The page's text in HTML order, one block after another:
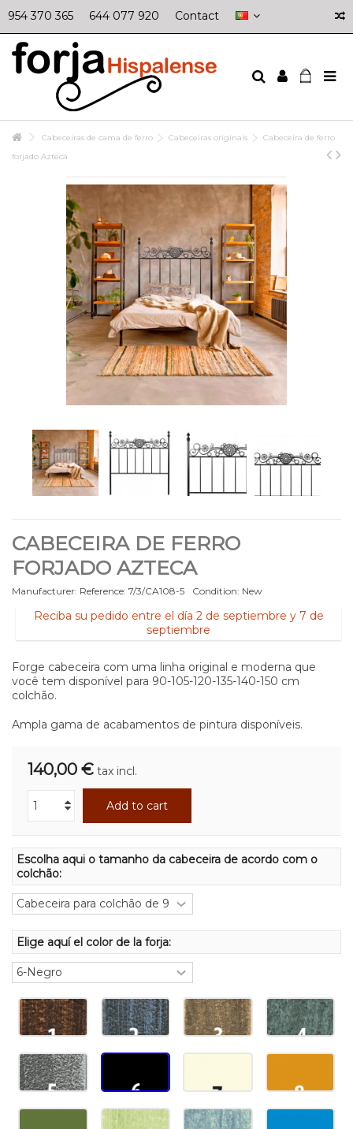
954 370 365 644 077 920 Contact
Cabeceiras de cama de ferro Cabeceiras originais
Cabeceira de ferro
forjado Azteca
CABECEIRA DE FERRO
FORJADO AZTECA
Manufacturer: Reference: 7/3/CA108-5 Condition: New
Reciba su pedido entre el día 2 de septiembre y 7 de
septiembre
Forge cabeceira com uma linha original e moderna que
você tem disponível para 90-105-120-135-140-150 cm
colchão.
Ampla gama de acabamentos de pintura disponíveis.
140,00 € tax incl.
Add to cart
Escolha aqui o tamanho da cabeceira de acordo com o
colchão:
Elige aquí el color de la forja: